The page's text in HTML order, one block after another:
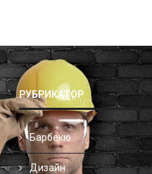
РУБРИКАТОР
Барбекю
Дизайн